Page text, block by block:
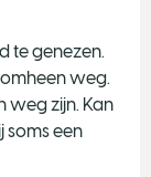
te genezen.
weg.
weg zijn. Kan
soms een